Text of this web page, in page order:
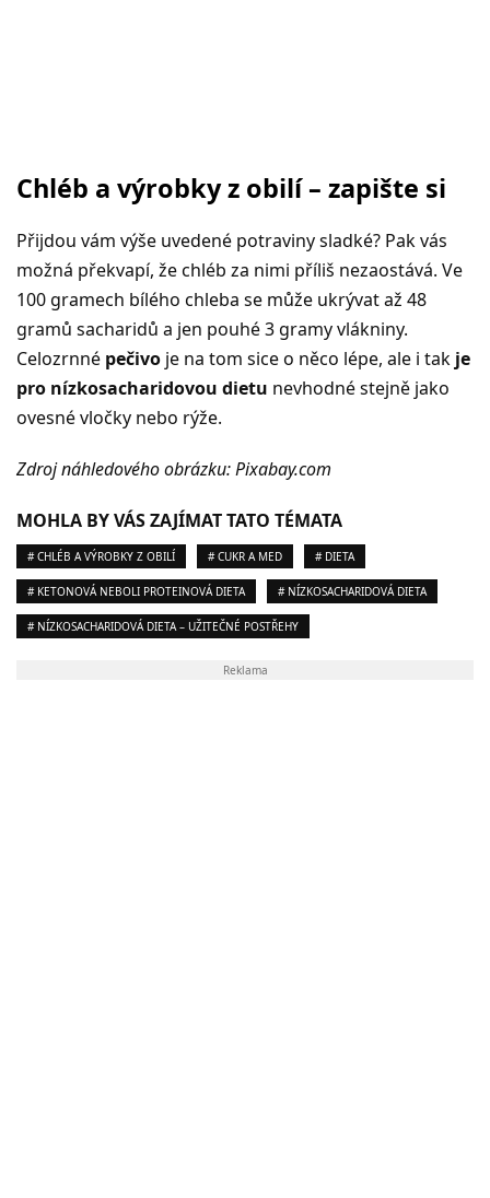
Chléb a výrobky z obilí – zapište si
Přijdou vám výše uvedené potraviny sladké? Pak vás
možná překvapí, že chléb za nimi příliš nezaostává. Ve
100 gramech bílého chleba se může ukrývat až 48
gramů sacharidů a jen pouhé 3 gramy vlákniny.
Celozrnné pečivo je na tom sice o něco lépe, ale i tak je
pro nízkosacharidovou dietu nevhodné stejně jako
ovesné vločky nebo rýže.
Zdroj náhledového obrázku: Pixabay.com
MOHLA BY VÁS ZAJÍMAT TATO TÉMATA
# CHLÉB A VÝROBKY Z OBILÍ # CUKR A MED # DIETA
# KETONOVÁ NEBOLI PROTEINOVÁ DIETA # NÍZKOSACHARIDOVÁ DIETA
# NÍZKOSACHARIDOVÁ DIETA – UŽITEČNÉ POSTŘEHY
Reklama